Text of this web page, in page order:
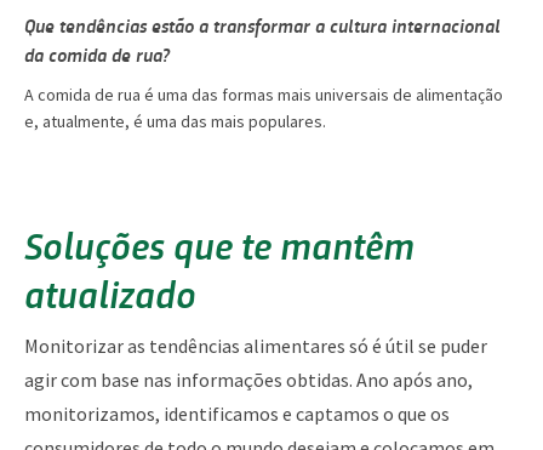
Que tendências estão a transformar a cultura internacional
da comida de rua?
A comida de rua é uma das formas mais universais de alimentação
e, atualmente, é uma das mais populares.
Soluções que te mantêm
atualizado
Monitorizar as tendências alimentares só é útil se puder
agir com base nas informações obtidas. Ano após ano,
monitorizamos, identificamos e captamos o que os